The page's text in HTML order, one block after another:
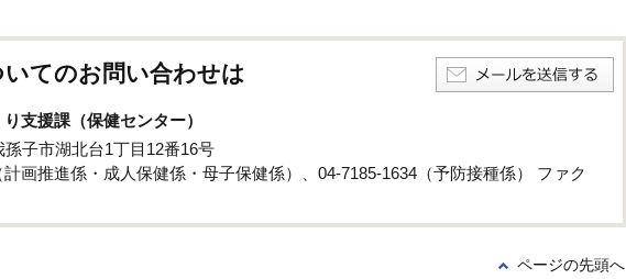
てのお問い合わせは
支援課（保健センター）
子市湖北台1丁目12番16号
画推進係・成人保健係・母子保健係）、04-7185-1634（予防接種係） ファク
ページの先頭へ